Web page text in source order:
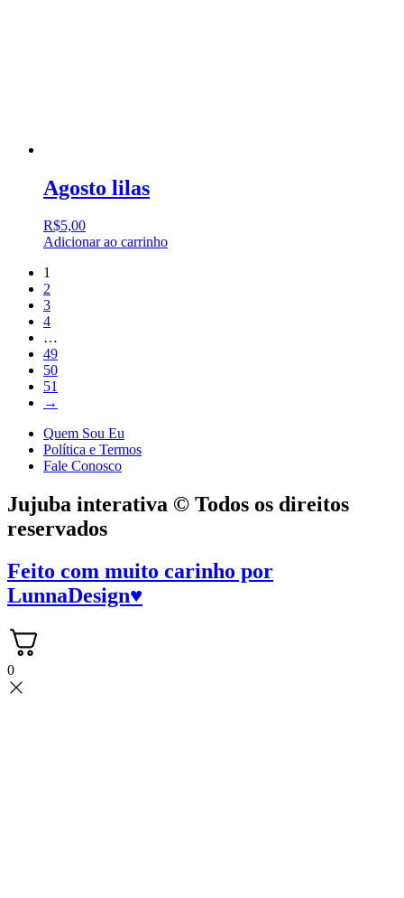
Agosto lilas
R$5,00
Adicionar ao carrinho
1
2
3
4
…
49
50
51
→
Quem Sou Eu
Política e Termos
Fale Conosco
Jujuba interativa © Todos os direitos
reservados
Feito com muito carinho por
LunnaDesign♥
0